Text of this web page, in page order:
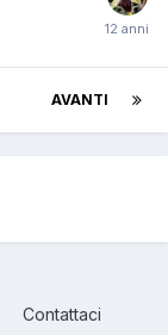
AVANTI
Contattaci